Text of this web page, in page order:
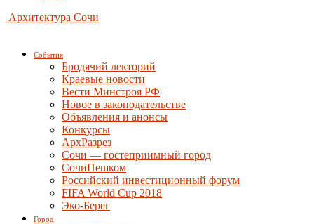
Архитектура Сочи
События
Бродячий лекторий
Краевые новости
Вести Минстроя РФ
Новое в законодательстве
Объявления и анонсы
Конкурсы
АрхРазрез
Сочи — гостеприимный город
СочиПешком
Российский инвестиционный форум
FIFA World Cup 2018
Эко-Берег
Город